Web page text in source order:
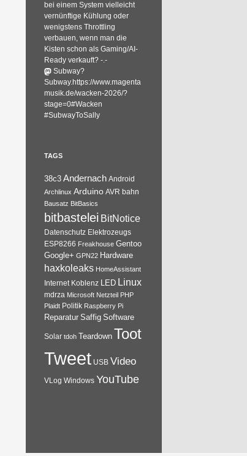
bei einem System vielleicht
vernünftige Kühlung oder
wenigstens Throttling
verbauen, wenn man die
Kisten schon als Gaming/AI-
Ready verkauft? -.-
Subway?
Subway.https://www.magenta
musik.de/wacken-2026/?
stage=0#Wacken
#SubwayToSally
TAGS
38c3 Andernach Android
Archlinux Arduino AVR bahn
Bausatz BitBasics
bitbastelei BitNotice
Datenschutz Elektrozeugs
ESP8266 Freakhouse Gentoo
Google+ GPN22 Hardware
haxkoleaks HomeAssistant
Internet Koblenz LED Linux
mdrza Microsoft Netzteil PHP
Plaidt Politik Raspberry Pi
Reparatur Saffig Software
Solar tdoh Teardown Toot
Tweet USB Video
VLog Windows YouTube